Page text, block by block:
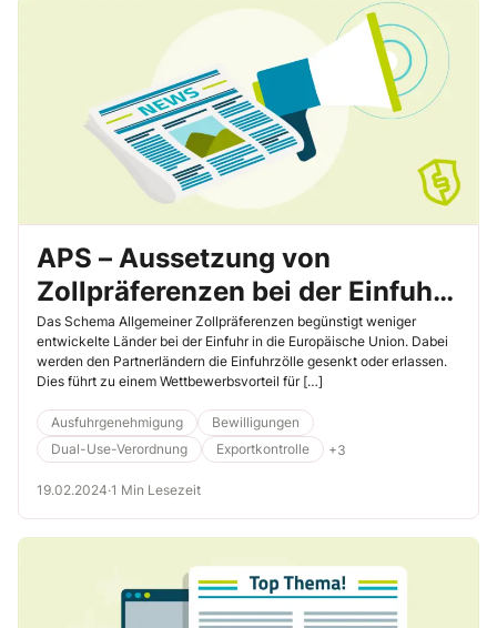
schon passt oder nicht. Sobald die Musterteile für gut befunden
werden, wird das Werkzeug nach Deutschland eingeführt.
Grundsätzlich hätte ich die Kunststoff-Beistellung bei der Einfuhr der
Musterteile mit verzollt. Ist das richtig?
APS – Aussetzung von
Zollpräferenzen bei der Einfuhr
in die EU
Das Schema Allgemeiner Zollpräferenzen begünstigt weniger
entwickelte Länder bei der Einfuhr in die Europäische Union. Dabei
werden den Partnerländern die Einfuhrzölle gesenkt oder erlassen.
Dies führt zu einem Wettbewerbsvorteil für […]
Ausfuhrgenehmigung
Bewilligungen
Dual-Use-Verordnung
Exportkontrolle +3
19.02.2024·1 Min Lesezeit